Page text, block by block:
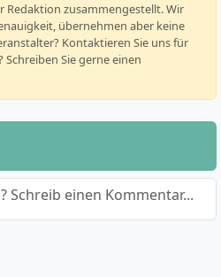
Redaktion zusammengestellt. Wir
übernehmen aber keine
Kontaktieren Sie uns für
Sie gerne einen
Schreib einen Kommentar...